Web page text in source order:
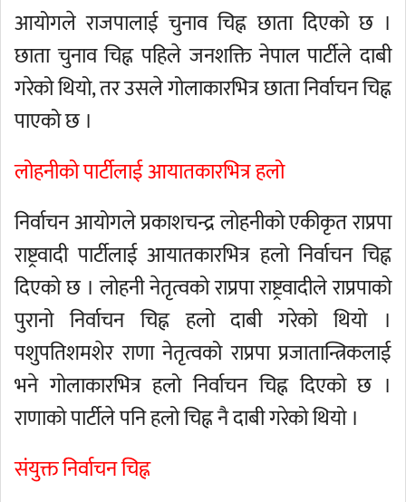
आयोगले राजपालाई चुनाव चिह्न छाता दिएको छ ।
छाता चुनाव चिह्न पहिले जनशक्ति नेपाल पार्टीले दाबी
गरेको थियो, तर उसले गोलाकारभित्र छाता निर्वाचन चिह्न
पाएको छ ।
लोहनीको पार्टीलाई आयातकारभित्र हलो
निर्वाचन आयोगले प्रकाशचन्द्र लोहनीको एकीकृत राप्रपा
राष्ट्रवादी पार्टीलाई आयातकारभित्र हलो निर्वाचन चिह्न
दिएको छ । लोहनी नेतृत्वको राप्रपा राष्ट्रवादीले राप्रपाको
पुरानो निर्वाचन चिह्न हलो दाबी गरेको थियो ।
पशुपतिशमशेर राणा नेतृत्वको राप्रपा प्रजातान्त्रिकलाई
भने गोलाकारभित्र हलो निर्वाचन चिह्न दिएको छ ।
राणाको पार्टीले पनि हलो चिह्न नै दाबी गरेको थियो ।
संयुक्त निर्वाचन चिह्न